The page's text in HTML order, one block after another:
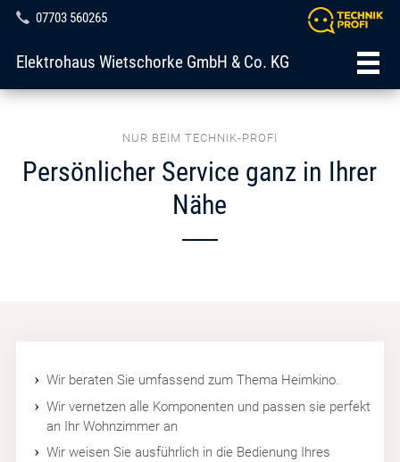
07703 560265
Elektrohaus Wietschorke GmbH & Co. KG
NUR BEIM TECHNIK-PROFI
Persönlicher Service ganz in Ihrer
Nähe
Wir beraten Sie umfassend zum Thema Heimkino.
Wir vernetzen alle Komponenten und passen sie perfekt
an Ihr Wohnzimmer an
Wir weisen Sie ausführlich in die Bedienung Ihres